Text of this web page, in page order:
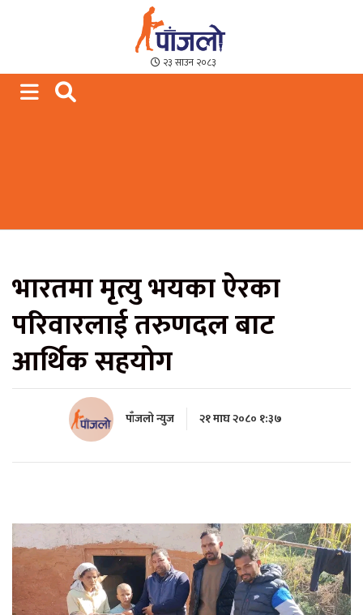
Paajalo News
We are from Far West Nepal
२३ साउन २०८३
भारतमा मृत्यु भयका ऐरका
परिवारलाई तरुणदल बाट
आर्थिक सहयोग
पाँजलो न्युज २१ माघ २०८० १:३७